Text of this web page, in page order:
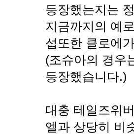
등장했는지는
지금까지의 예
섭또한 클로에
(조슈아의 경우
등장했습니다.)
대충 테일즈위
엘과 상당히 비